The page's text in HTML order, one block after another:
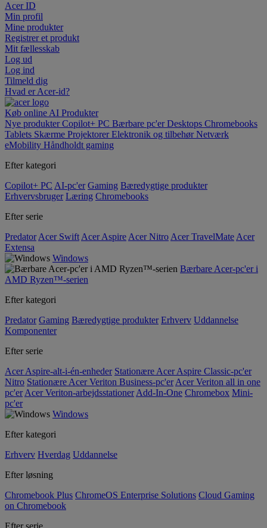
Acer ID
Min profil
Mine produkter
Registrer et produkt
Mit fællesskab
Log ud
Log ind
Tilmeld dig
Hvad er Acer-id?
Køb online AI Produkter
Nye produkterCopilot+ PC Bærbare pc'erDesktops Chromebooks
Tablets Skærme ProjektorerElektronik og tilbehørNetværk
eMobility Håndholdt gaming
Efter kategori
Copilot+ PC AI-pc'er Gaming Bæredygtige produkter
Erhvervsbruger Læring Chromebooks
Efter serie
Predator Acer Swift Acer Aspire Acer Nitro Acer TravelMate Acer
Extensa
Windows
Bærbare Acer-pc'er i
AMD Ryzen™-serien
Efter kategori
Predator Gaming Bæredygtige produkter Erhverv Uddannelse
Komponenter
Efter serie
Acer Aspire-alt-i-én-enheder Stationære Acer Aspire Classic-pc'er
Nitro Stationære Acer Veriton Business-pc'er Acer Veriton all in one
pc'er Acer Veriton-arbejdsstationer Add-In-One Chromebox Mini-
pc'er
Windows
Efter kategori
Erhverv Hverdag Uddannelse
Efter løsning
Chromebook Plus ChromeOS Enterprise Solutions Cloud Gaming
on Chromebook
Efter serie